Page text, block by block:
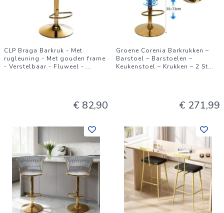
CLP Braga Barkruk - Met
rugleuning - Met gouden frame
- Verstelbaar - Fluweel - ...
€ 82,90
Groene Corenia Barkrukken –
Barstoel – Barstoelen –
Keukenstoel – Krukken – 2 St...
€ 271,99